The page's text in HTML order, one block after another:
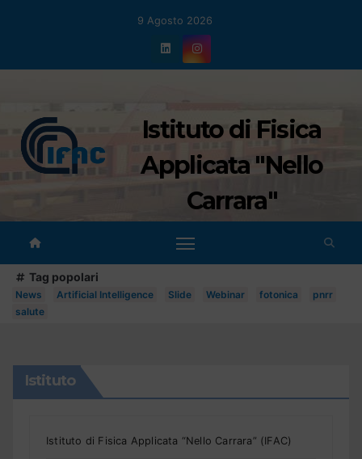
9 Agosto 2026
Istituto di Fisica
Applicata "Nello
Carrara"
Tag popolari
News Artificial Intelligence Slide Webinar fotonica
pnrr
salute
Istituto
Istituto di Fisica Applicata “Nello Carrara” (IFAC)